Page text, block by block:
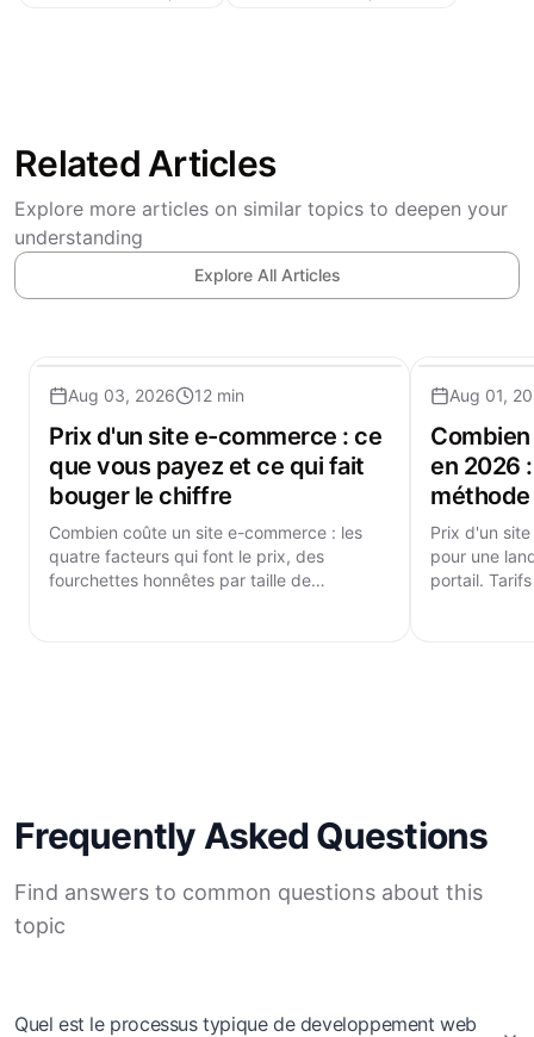
Related Articles
Explore more articles on similar topics to deepen your
understanding
Explore All Articles
Aug 03, 2026 12 min
Prix d'un site e-commerce : ce
que vous payez et ce qui fait
bouger le chiffre
Combien coûte un site e-commerce : les
quatre facteurs qui font le prix, des
fourchettes honnêtes par taille de
Aug 01,
en 2026
Prix d'un
pour une
portail.
Frequently Asked Questions
Find answers to common questions about this
topic
Quel est le processus typique de developpement web